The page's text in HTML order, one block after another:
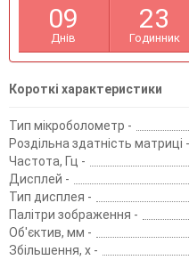
09
Днів
23
Годинник
Короткі характеристики
Тип мікроболометр -
Роздільна здатність матриці -
Частота, Гц -
Дисплей -
Тип дисплея -
Палітри зображення -
Об'єктив, мм -
Збільшення, х -